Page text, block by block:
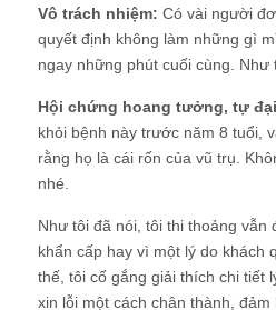
Vô trách nhiệm: Có vài người
quyết định không làm những gì
ngay những phút cuối cùng. Như
Hội chứng hoang tưởng, tự
khỏi bệnh này trước năm 8 tuổi,
rằng họ là cái rốn của vũ trụ.
nhé.
Như tôi đã nói, tôi thi thoảng vẫn
khẩn cấp hay vì một lý do khách
thế, tôi cố gắng giải thích chi tiết
xin lỗi một cách chân thành,